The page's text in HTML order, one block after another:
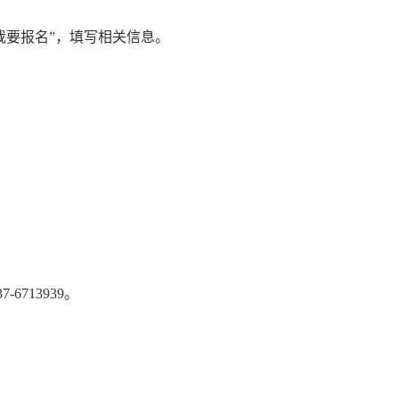
报名”，填写相关信息。
。